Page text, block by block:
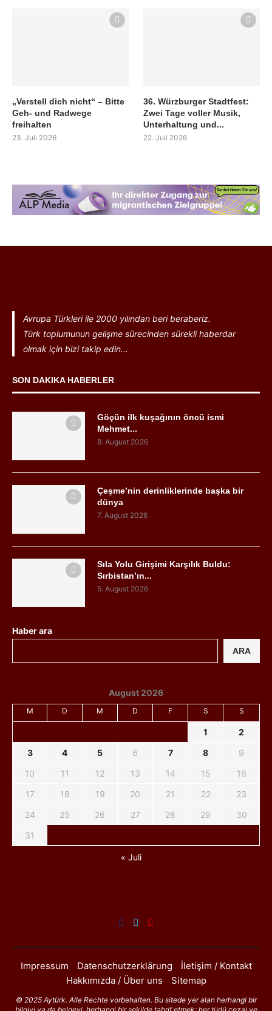
„Verstell dich nicht“ – Bitte
Geh- und Radwege
freihalten
23. Juli 2026
36. Würzburger Stadtfest:
Zwei Tage voller Musik,
Unterhaltung und...
22. Juli 2026
Avrupa Türkleri ile 2000 yılından beri beraberiz.
Türk toplumunun gelişme sürecinden sürekli haberdar
olmak için bizi takip edin...
SON DAKIKA HABERLER
Göçün ilk kuşağının öncü ismi
Mehmet...
8. August 2026
Çeşme’nin derinliklerinde başka bir
dünya
7. August 2026
Sıla Yolu Girişimi Karşılık Buldu:
Sırbistan’ın...
5. August 2026
Haber ara
ARA
August 2026
M D M D F S S
1
2
3
4 5 6 7 8
9
10
11 12 13 14 15
16
17
18 19 20 21 22
23
24
25 26 27 28 29
30
31
« Juli
Impressum Datenschutzerklärung
İletişim / Kontakt
Hakkımızda / Über uns
Sitemap
© 2025 Aytürk. Alle Rechte vorbehalten. Bu sitede yer alan herhangi bir